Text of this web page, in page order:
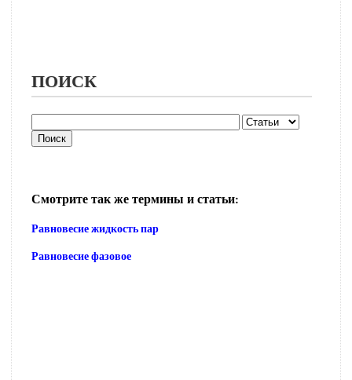
ПОИСК
Смотрите так же термины и статьи:
Равновесие жидкость пар
Равновесие фазовое